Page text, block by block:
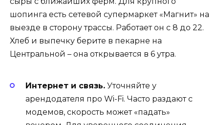
шопинга есть сетевой супермаркет «Магнит» на
выезде в сторону трассы. Работает он с 8 до 22.
Хлеб и выпечку берите в пекарне на
Центральной – она открывается в 6 утра.
Интернет и связь. Уточняйте у
арендодателя про Wi-Fi. Часто раздают с
модемов, скорость может «падать»